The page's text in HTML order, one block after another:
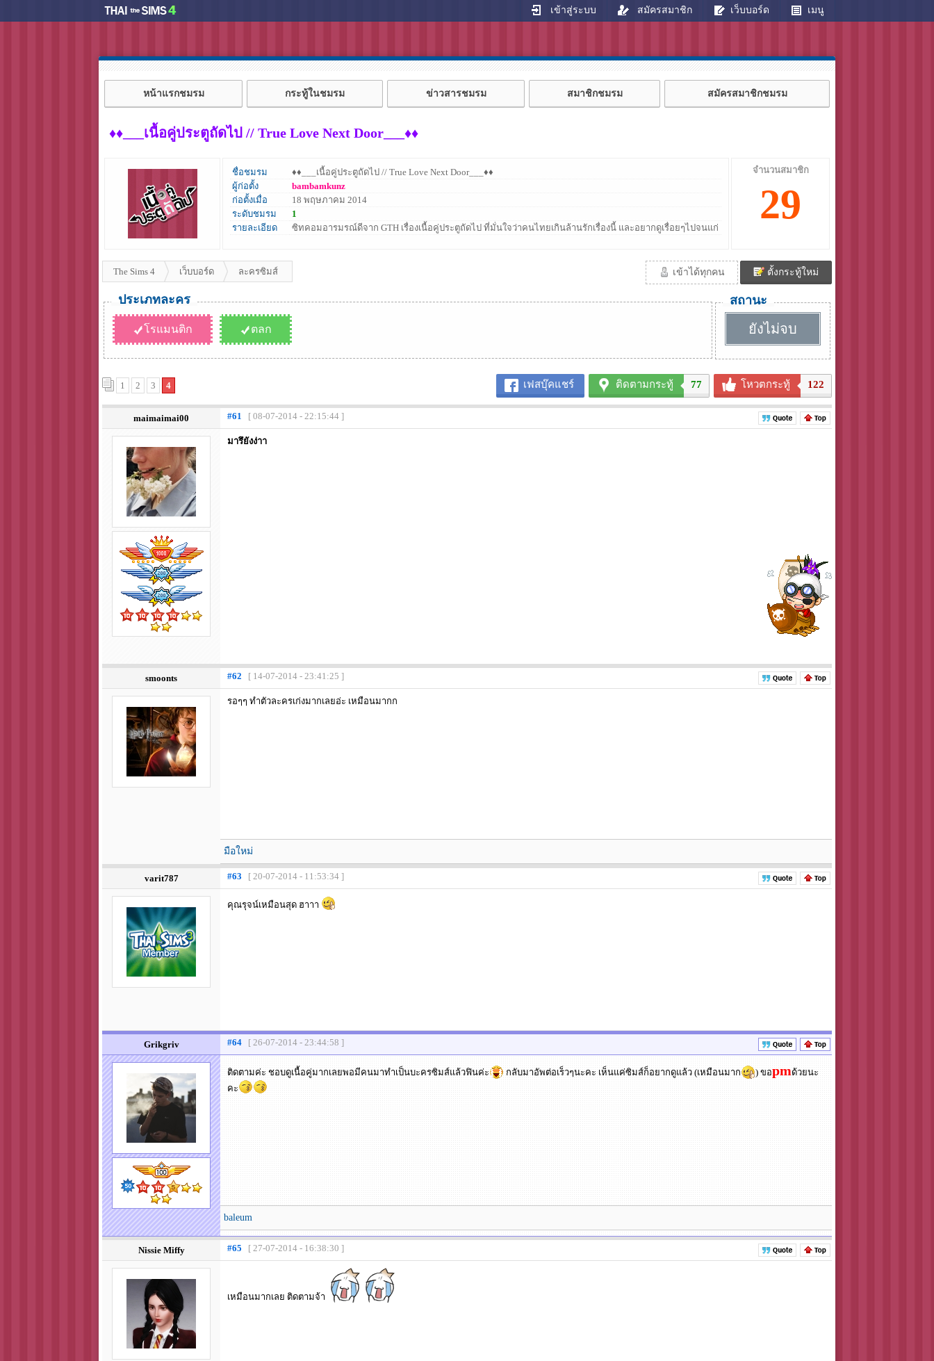
เข้าสู่ระบบ สมัครสมาชิก เว็บบอร์ด เมนู
หน้าแรกชมรม กระทู้ในชมรม ข่าวสารชมรม สมาชิกชมรม สมัครสมาชิกชมรม
♦♦___เนื้อคู่ประตูถัดไป // True Love Next Door___♦♦
ชื่อชมรม
♦♦___เนื้อคู่ประตูถัดไป // True Love Next Door___♦♦
ผู้ก่อตั้ง
bambamkunz
ก่อตั้งเมื่อ
18 พฤษภาคม 2014
ระดับชมรม
1
รายละเอียด
ซิทคอมอารมรณ์ดีจาก GTH เรื่องเนื้อคู่ประตูถัดไป ที่มั่นใจว่าคนไทยเกินล้านรักเรื่องนี้ และอยากดูเรื่อยๆไปจนแก่
จำนวนสมาชิก
29
The Sims 4 เว็บบอร์ด ละครซิมส์ เข้าได้ทุกคน ตั้งกระทู้ใหม่
ประเภทละคร
โรแมนติก ตลก
สถานะ
ยังไม่จบ
เฟสบุ๊คแชร์ ติดตามกระทู้ 77 โหวตกระทู้ 122
1 2 3 4
maimaimai00 #61 [ 08-07-2014 - 22:15:44 ]
มารึยังง่าา
smoonts #62 [ 14-07-2014 - 23:41:25 ]
รอๆๆ ทำตัวละครเก่งมากเลยอ่ะ เหมือนมากก
มือใหม่
varit787 #63 [ 20-07-2014 - 11:53:34 ]
คุณรุจน์เหมือนสุด ฮาาา
Grikgriv #64 [ 26-07-2014 - 23:44:58 ]
ติดตามค่ะ ชอบดูเนื้อคู่มากเลยพอมีคนมาทำเป็นบะครซิมส์แล้วฟินค่ะ กลับมาอัพต่อเร็วๆนะคะ เห็นแค่ซิมส์ก็อยากดูแล้ว (เหมือนมาก ) ขอpmด้วยนะ
คะ
baleum
Nissie Miffy #65 [ 27-07-2014 - 16:38:30 ]
เหมือนมากเลย ติดตามจ้า